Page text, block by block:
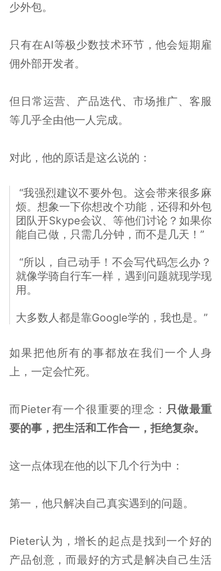
少外包。
只有在AI等极少数技术环节，他会短期雇
佣外部开发者。
但日常运营、产品迭代、市场推广、客服
等几乎全由他一人完成。
对此，他的原话是这么说的：
“我强烈建议不要外包。这会带来很多麻
烦。想象一下你想改个功能，还得和外包
团队开Skype会议、等他们讨论？如果你
能自己做，只需几分钟，而不是几天！”
“所以，自己动手！不会写代码怎么办？
就像学骑自行车一样，遇到问题就现学现
用。
大多数人都是靠Google学的，我也是。”
如果把他所有的事都放在我们一个人身
上，一定会忙死。
而Pieter有一个很重要的理念： 只做最重
要的事，把生活和工作合一，拒绝复杂。
这一点体现在他的以下几个行为中：
第一，他只解决自己真实遇到的问题。
Pieter认为，增长的起点是找到一个好的
产品创意，而最好的方式是解决自己生活